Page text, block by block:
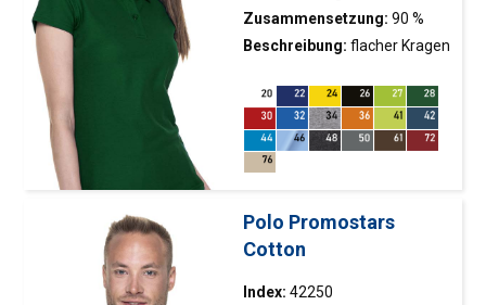
Zusammensetzung: 90 %
gekämmte Baumwolle, 10 %
gekämmte Baumwolle, 30 %
Polyester
Beschreibung: flacher Kragen
Strukturstreifen; gestrickter
Pikee; Köperband,
Seitenschnitte mit Band
Polo Promostars
Cotton
Index: 42250